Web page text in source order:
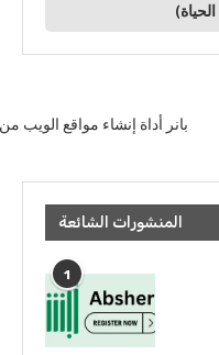
المنشورات الشائعة
1